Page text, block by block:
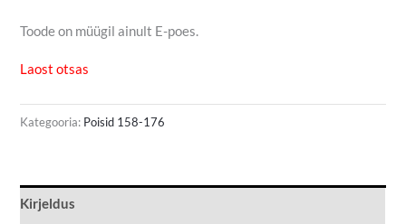
Toode on müügil ainult E-poes.
Laost otsas
Kategooria: Poisid 158-176
Kirjeldus